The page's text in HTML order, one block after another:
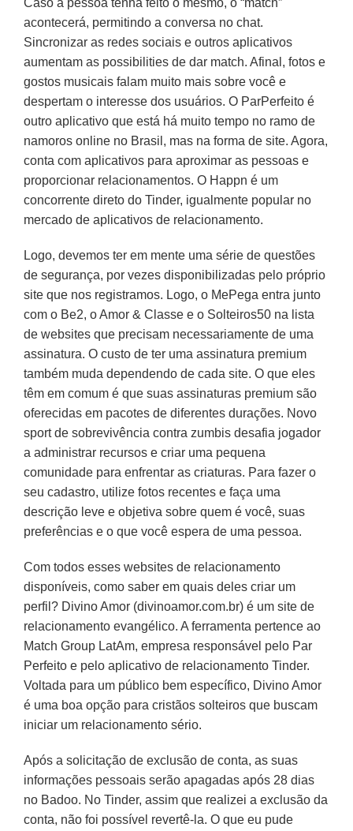
acontecerá, permitindo a conversa no chat.
Sincronizar as redes sociais e outros aplicativos
aumentam as possibilities de dar match. Afinal, fotos e
gostos musicais falam muito mais sobre você e
despertam o interesse dos usuários. O ParPerfeito é
outro aplicativo que está há muito tempo no ramo de
namoros online no Brasil, mas na forma de site. Agora,
conta com aplicativos para aproximar as pessoas e
proporcionar relacionamentos. O Happn é um
concorrente direto do Tinder, igualmente popular no
mercado de aplicativos de relacionamento.
Logo, devemos ter em mente uma série de questões
de segurança, por vezes disponibilizadas pelo próprio
site que nos registramos. Logo, o MePega entra junto
com o Be2, o Amor & Classe e o Solteiros50 na lista
de websites que precisam necessariamente de uma
assinatura. O custo de ter uma assinatura premium
também muda dependendo de cada site. O que eles
têm em comum é que suas assinaturas premium são
oferecidas em pacotes de diferentes durações. Novo
sport de sobrevivência contra zumbis desafia jogador
a administrar recursos e criar uma pequena
comunidade para enfrentar as criaturas. Para fazer o
seu cadastro, utilize fotos recentes e faça uma
descrição leve e objetiva sobre quem é você, suas
preferências e o que você espera de uma pessoa.
Com todos esses websites de relacionamento
disponíveis, como saber em quais deles criar um
perfil? Divino Amor (divinoamor.com.br) é um site de
relacionamento evangélico. A ferramenta pertence ao
Match Group LatAm, empresa responsável pelo Par
Perfeito e pelo aplicativo de relacionamento Tinder.
Voltada para um público bem específico, Divino Amor
é uma boa opção para cristãos solteiros que buscam
iniciar um relacionamento sério.
Após a solicitação de exclusão de conta, as suas
informações pessoais serão apagadas após 28 dias
no Badoo. No Tinder, assim que realizei a exclusão da
conta, não foi possível revertê-la. O que eu pude